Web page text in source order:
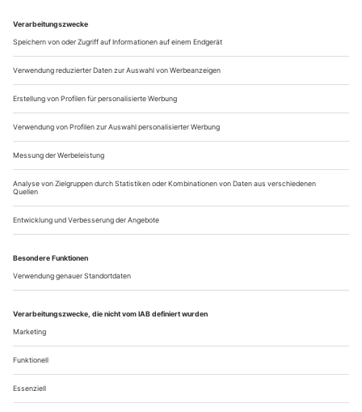
frühkapitalistischen Heer­lagers. Hinter diesem gigantischen
Marketing-Fresko ist die normale Welt kaum noch zu
erkennen.» So beschrieb der polnische Dramatiker Andrzej
Stasiuk letzten August den merkantilen Flair der ehemaligen
Textil- und Kapitalismusmetropole des 19. Jahrhunderts.
Optimistisch erscheint das im...
Ein langer Abend der Melancholie
Sam Shepard, Wim Wenders «Paris, Texas» (Centraltheater)
Diese Uraufführung beginnt im Nichts. Kurz flackert das
Licht im tiefschwarzen Raum auf, dann wieder Dunkelheit.
Einige Zuschauer werden unruhig. Aus dem Off ertönt das
Hartmann-Motto: «All we see is but a dream.» Auf der Bühne
erstrahlt ein güldener Vorhang, der Heike Makatsch einrahmt.
Einsam sitzt sie da und spricht als Peep-Show-Girl Jane zum
Publikum, als ob...
Über uns Kontakt Kritikerumfrage Newsletter